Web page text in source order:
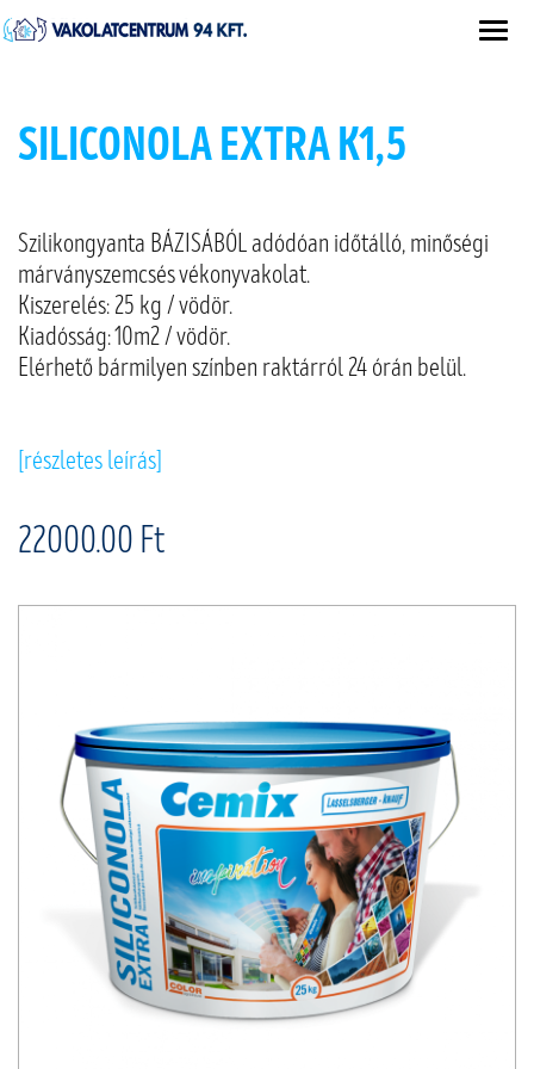
SILICONOLA EXTRA K1,5
Szilikongyanta BÁZISÁBÓL adódóan időtálló, minőségi
márványszemcsés vékonyvakolat.
Kiszerelés: 25 kg / vödör.
Kiadósság: 10m2 / vödör.
Elérhető bármilyen színben raktárról 24 órán belül.
[részletes leírás]
22000.00 Ft